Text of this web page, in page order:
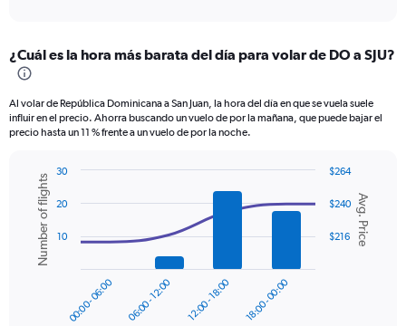
Range:
12
The
chart
axis
displaying
values.
Range:
¿Cuál es la hora más barata del día para volar de DO a SJU?
Al volar de República Dominicana a San Juan, la hora del día en que se vuela suele
influir en el precio. Ahorra buscando un vuelo de por la mañana, que puede bajar el
precio hasta un 11 % frente a un vuelo de por la noche.
Combination
chart
with
data
series.
Chart
graphic.
Avg. Price
Number of flights
00:00 - 06:00 06:00 - 12:00 12:00 - 18:00 18:00 - 00:00
$216
$240
$264
10
20
30